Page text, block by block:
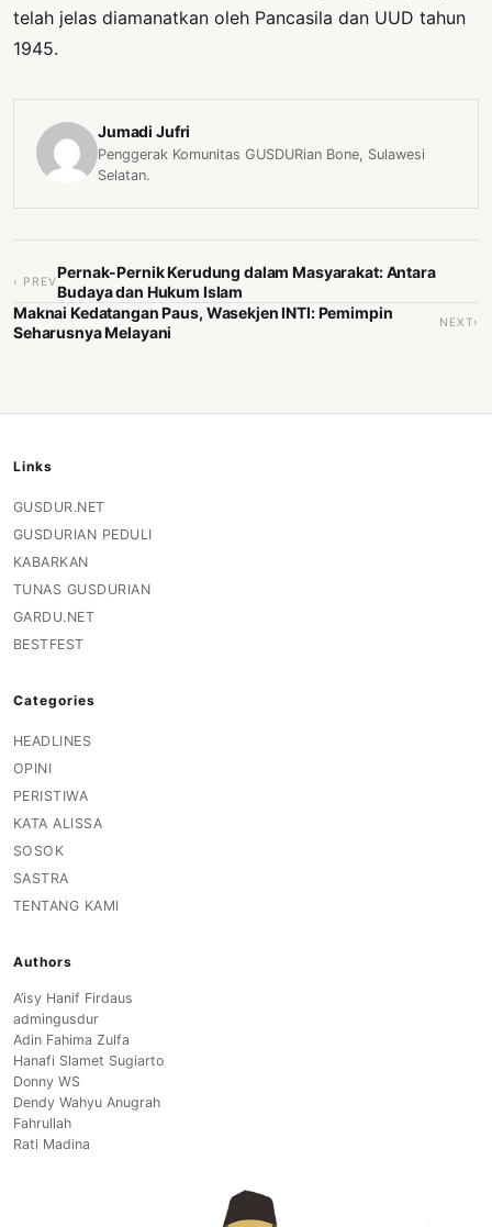
telah jelas diamanatkan oleh Pancasila dan UUD tahun
1945.
Jumadi Jufri
Penggerak Komunitas GUSDURian Bone, Sulawesi
Selatan.
‹ PREV
Pernak-Pernik Kerudung dalam Masyarakat: Antara
Budaya dan Hukum Islam
Maknai Kedatangan Paus, Wasekjen INTI: Pemimpin
Seharusnya Melayani
NEXT›
Links
GUSDUR.NET
GUSDURIAN PEDULI
KABARKAN
TUNAS GUSDURIAN
GARDU.NET
BESTFEST
Categories
HEADLINES
OPINI
PERISTIWA
KATA ALISSA
SOSOK
SASTRA
TENTANG KAMI
Authors
A’isy Hanif Firdaus
admingusdur
Adin Fahima Zulfa
Hanafi Slamet Sugiarto
Donny WS
Dendy Wahyu Anugrah
Fahrullah
Rati Madina